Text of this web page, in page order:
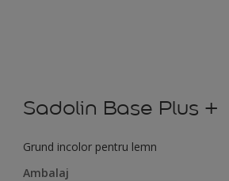
Sadolin Base Plus +
Grund incolor pentru lemn
Ambalaj